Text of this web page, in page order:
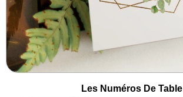
Les Numéros De Table